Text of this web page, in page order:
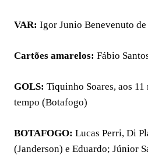
VAR: Igor Junio Benevenuto
Cartões amarelos: Fábio
GOLS: Tiquinho Soares, aos
tempo (Botafogo)
BOTAFOGO: Lucas Perri, Di
(Janderson) e Eduardo; Júnior